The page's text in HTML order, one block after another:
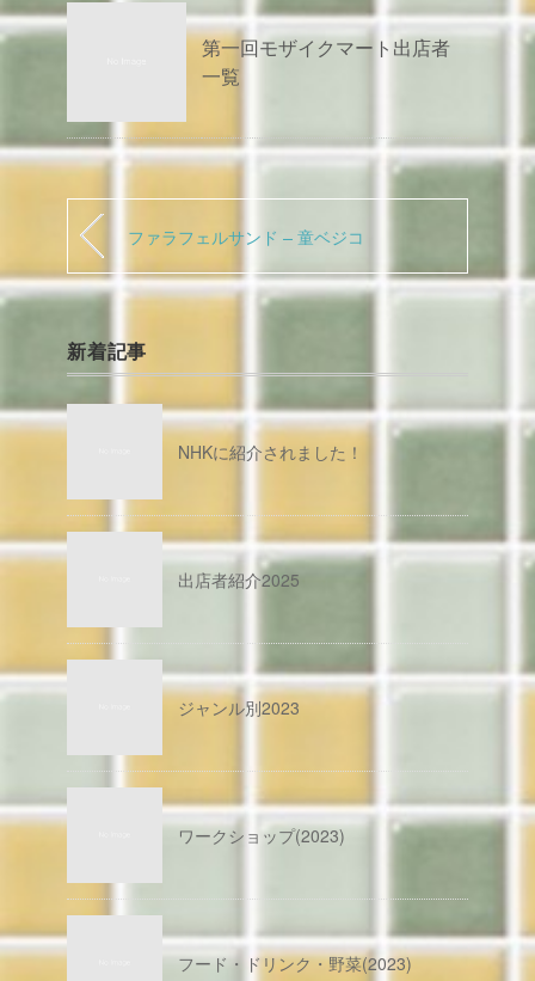
第一回モザイクマート出店者
一覧
ファラフェルサンド – 童ベジコ
新着記事
NHKに紹介されました！
出店者紹介2025
ジャンル別2023
ワークショップ(2023)
フード・ドリンク・野菜(2023)